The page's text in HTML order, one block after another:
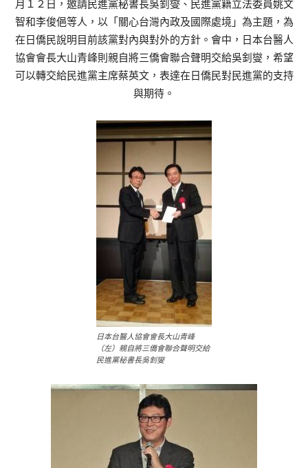
月１２日，邀請民進黨秘書長吳釗燮、民進黨籍立法委員姚文
智和李俊俋等人，以「關心台灣內政及國際處境」為主題，為
在日僑民說明目前該黨對內與對外的方針。會中，日本台醫人
協會會長大山青峰則親自將三僑會聯合聲明交給吳釗燮，希望
可以轉交給民進黨主席蔡英文，表達在日僑民對民進黨的支持
與期待。
日本台醫人協會會長大山青峰
（左）親自將三僑會聯合聲明交給
民進黨秘書長吳釗燮